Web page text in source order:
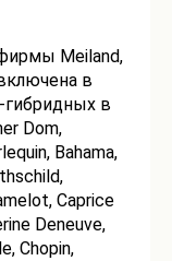
Meiland,
в
гибридных в
Dom,
Bahama,
Caprice
Deneuve,
Chopin,